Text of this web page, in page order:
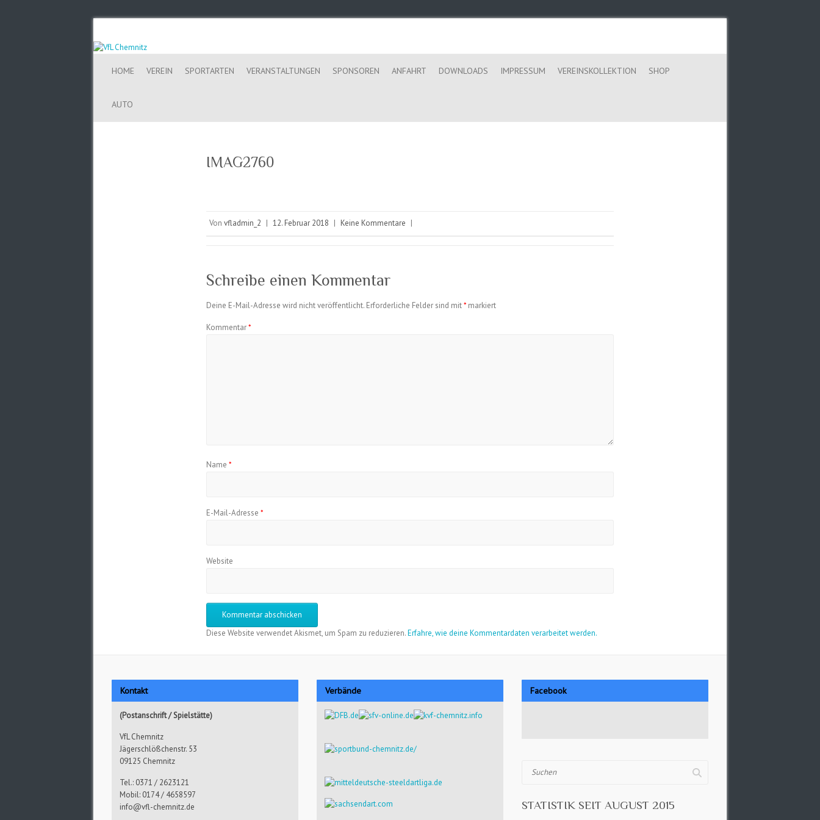
HOME VEREIN SPORTARTEN VERANSTALTUNGEN SPONSOREN ANFAHRT DOWNLOADS IMPRESSUM VEREINSKOLLEKTION SHOP
AUTO
IMAG2760
Von vfladmin_2 | 12. Februar 2018 | Keine Kommentare |
Schreibe einen Kommentar
Deine E-Mail-Adresse wird nicht veröffentlicht. Erforderliche Felder sind mit* markiert
Kommentar*
Name *
E-Mail-Adresse *
Website
Diese Website verwendet Akismet, um Spam zu reduzieren.Erfahre, wie deine Kommentardaten verarbeitet werden.
Kontakt
(Postanschrift / Spielstätte)
VfL Chemnitz
Jägerschlößchenstr. 53
09125 Chemnitz
Tel.: 0371 / 2623121
Mobil: 0174 / 4658597
info@vfl-chemnitz.de
Verbände Facebook
STATISTIK SEIT AUGUST 2015